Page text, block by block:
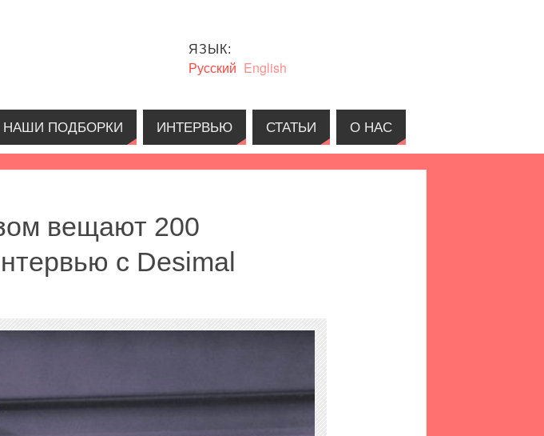
ЯЗЫК:
Русский English
НАШИ ПОДБОРКИ ИНТЕРВЬЮ СТАТЬИ О НАС
вещают 200
с Desimal